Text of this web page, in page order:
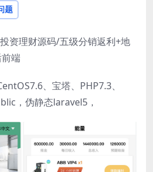
题
资理财源码/五级分销返利+地
端
、宝塔、PHP7.3、
，伪静态laravel5，